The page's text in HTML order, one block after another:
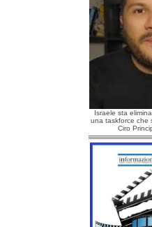
Israele sta
una taskforce che
Ciro